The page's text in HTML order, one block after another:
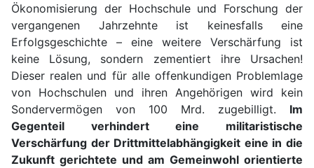
Ökonomisierung der Hochschule und Forschung der
vergangenen Jahrzehnte ist keinesfalls eine
Erfolgsgeschichte – eine weitere Verschärfung ist
keine Lösung, sondern zementiert ihre Ursachen!
Dieser realen und für alle offenkundigen Problemlage
von Hochschulen und ihren Angehörigen wird kein
Sondervermögen von 100 Mrd. zugebilligt. Im
Gegenteil verhindert eine militaristische
Verschärfung der Drittmittelabhängigkeit eine in die
Zukunft gerichtete und am Gemeinwohl orientierte